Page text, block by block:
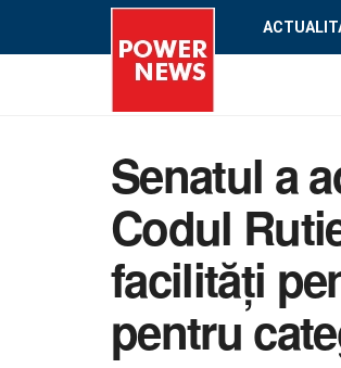
Senatul a
Codul
facilități
pentru